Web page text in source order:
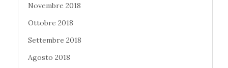
Novembre 2018
Ottobre 2018
Settembre 2018
Agosto 2018